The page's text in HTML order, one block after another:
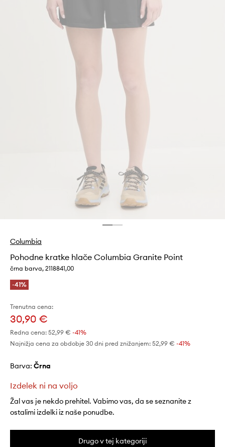
Columbia
Pohodne kratke hlače Columbia Granite Point
črna barva, 2118841,00
-41%
Trenutna cena:
30,90 €
Redna cena: 52,99 € -41%
Najnižja cena za obdobje 30 dni pred znižanjem: 52,99 € -41%
Barva: črna
Izdelek ni na voljo
Žal vas je nekdo prehitel. Vabimo vas, da se seznanite z
ostalimi izdelki iz naše ponudbe.
Drugo v tej kategoriji